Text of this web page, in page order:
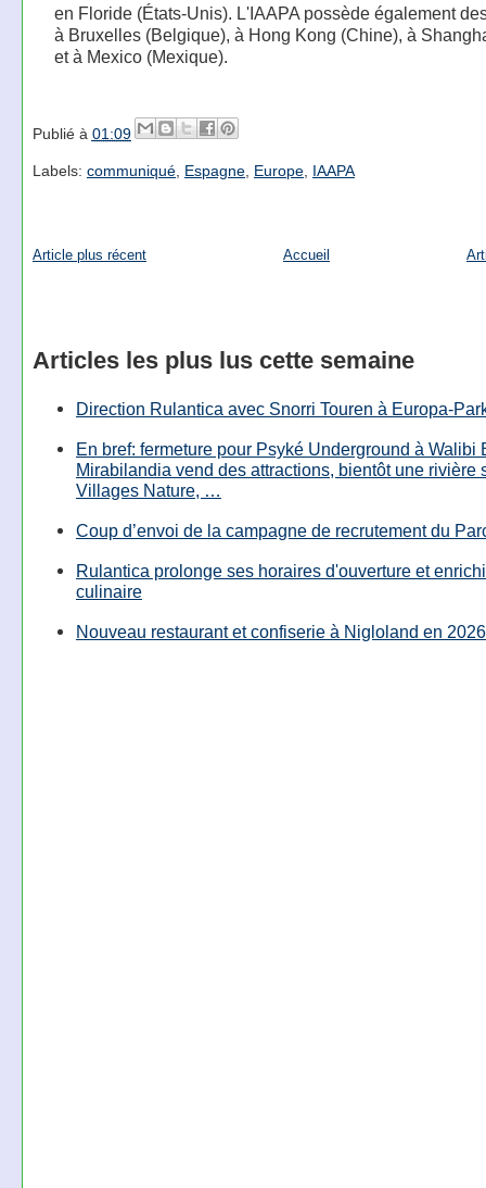
en Floride (États-Unis). L'IAAPA possède également
à Bruxelles (Belgique), à Hong Kong (Chine), à
et à Mexico (Mexique).
Publié à 01:09
Labels: communiqué, Espagne, Europe, IAAPA
Article plus récent Accueil
Articles les plus lus cette semaine
Direction Rulantica avec Snorri Touren à Europa-
En bref: fermeture pour Psyké Underground à Walibi
Mirabilandia vend des attractions, bientôt une rivière
Villages Nature, …
Coup d’envoi de la campagne de recrutement du
Rulantica prolonge ses horaires d'ouverture et
culinaire
Nouveau restaurant et confiserie à Nigloland en 2026